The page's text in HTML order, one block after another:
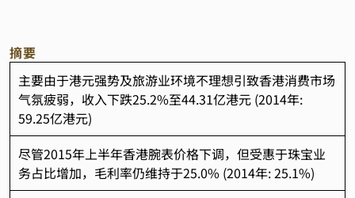
摘要
主要由于港元强势及旅游业环境不理想引致香港消费市场
气氛疲弱，收入下跌25.2%至44.31亿港元 (2014年:
59.25亿港元)
尽管2015年上半年香港腕表价格下调，但受惠于珠宝业
务占比增加，毛利率仍维持于25.0% (2014年: 25.1%)